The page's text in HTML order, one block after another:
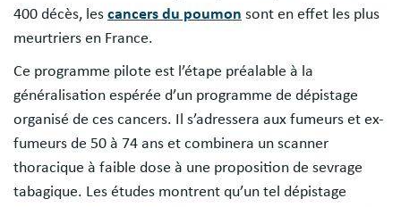
400 décès, les cancers du poumon sont en effet les plus
meurtriers en France.
Ce programme pilote est l’étape préalable à la
généralisation espérée d’un programme de dépistage
organisé de ces cancers. Il s’adressera aux fumeurs et ex-
fumeurs de 50 à 74 ans et combinera un scanner
thoracique à faible dose à une proposition de sevrage
tabagique. Les études montrent qu’un tel dépistage